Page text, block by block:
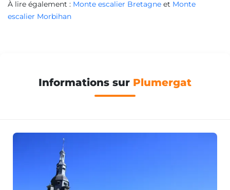
À lire également : Monte escalier Bretagne et Monte
escalier Morbihan
Informations sur Plumergat